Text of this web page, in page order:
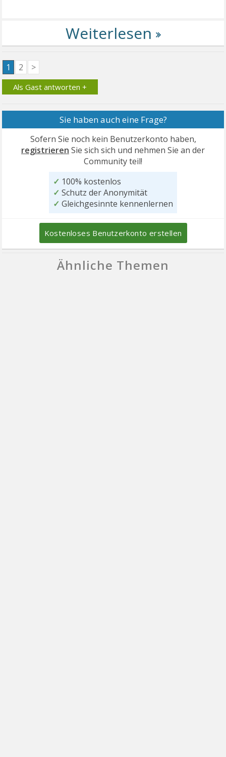
1 2 >
Als Gast antworten +
Sie haben auch eine Frage?
Sofern Sie noch kein Benutzerkonto haben,
registrieren Sie sich sich und nehmen Sie an der
Community teil!
✓ 100% kostenlos
✓ Schutz der Anonymität
✓ Gleichgesinnte kennenlernen
Kostenloses Benutzerkonto erstellen
Ähnliche Themen